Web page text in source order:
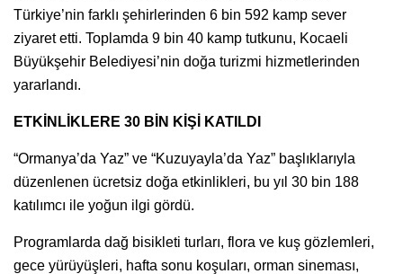
Türkiye’nin farklı şehirlerinden 6 bin 592 kamp sever
ziyaret etti. Toplamda 9 bin 40 kamp tutkunu, Kocaeli
Büyükşehir Belediyesi’nin doğa turizmi hizmetlerinden
yararlandı.
ETKİNLİKLERE 30 BİN KİŞİ KATILDI
“Ormanya’da Yaz” ve “Kuzuyayla’da Yaz” başlıklarıyla
düzenlenen ücretsiz doğa etkinlikleri, bu yıl 30 bin 188
katılımcı ile yoğun ilgi gördü.
Programlarda dağ bisikleti turları, flora ve kuş gözlemleri,
gece yürüyüşleri, hafta sonu koşuları, orman sineması,